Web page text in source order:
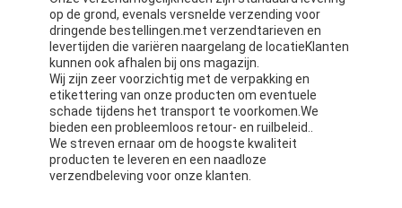
op de grond, evenals versnelde verzending voor
dringende bestellingen.met verzendtarieven en
levertijden die variëren naargelang de locatieKlanten
kunnen ook afhalen bij ons magazijn.
Wij zijn zeer voorzichtig met de verpakking en
etikettering van onze producten om eventuele
schade tijdens het transport te voorkomen.We
bieden een probleemloos retour- en ruilbeleid..
We streven ernaar om de hoogste kwaliteit
producten te leveren en een naadloze
verzendbeleving voor onze klanten.